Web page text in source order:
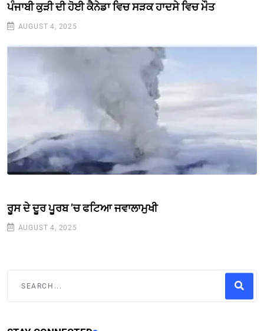
ਪੰਜਾਬੀ ਕੁੜੀ ਦੀ ਹੋਈ ਕੈਨੇਡਾ ਵਿਚ ਸੜਕ ਹਾਦਸੇ ਵਿਚ ਮੌਤ
AUGUST 4, 2025
ਰੂਸ ਦੇ ਦੂਰ ਪੂਰਬ ’ਚ ਫਟਿਆ ਜਵਾਲਾਮੁਖੀ
AUGUST 4, 2025